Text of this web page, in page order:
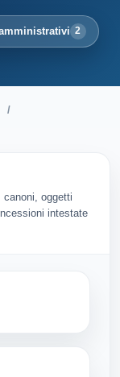
2
/
canoni, oggetti
intestate